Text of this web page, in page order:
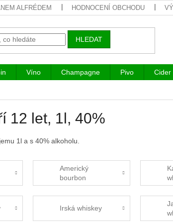
ALFRÉDEM HODNOCENÍ OBCHODU
HLEDAT
Víno Champagne Pivo Cider
12 let, 1l, 40%
1l a s 40% alkoholu.
Americký
bourbon
Irská whiskey